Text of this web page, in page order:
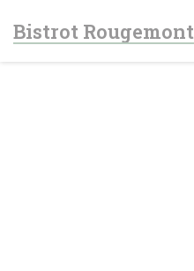
Bistrot Rougemont